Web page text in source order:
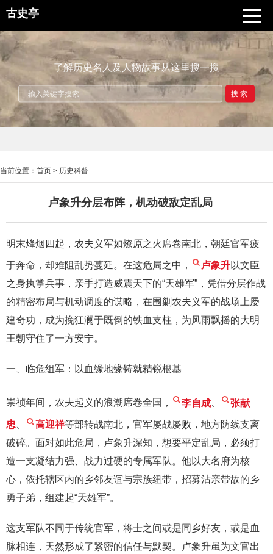
古史亭
了解历史名人及人物故事从这里搜一搜
搜索
当前位置： 首页 > 历史科普
卢象升分层布阵，机动破敌定乱局
明末烽烟四起，农夫义军如燎原之火席卷南北，朝廷官军疲
于奔命，却难阻乱势蔓延。在这危局之中， 卢象升以文臣
之身执掌兵事，亲手打造威震天下的“天雄军”，凭借分层作战
的精密布局与机动调度的谋略，在围剿农夫义军的战场上屡
建奇功，成为挽狂澜于既倒的铁血支柱，为风雨飘摇的大明
王朝守住了一方安宁。
一、临危组军：以血缘地缘铸就精锐根基
崇祯年间，农夫起义的浪潮席卷全国， 李自成、 张献
忠 高迎祥等部转战南北，官军屡战屡败，地方防线支离
破碎。面对如此危局，卢象升深知，想要平定乱局，必须打
造一支凝结力强、战力过硬的专属军队。他以大名府为核
心，依托辖区内的乡邻友谊与宗族纽带，招募沾亲带故的乡
勇子弟，组建起“天雄军”。
这支军队不同于传统官军，将士之间或是同乡好友，或是血
脉相连，天然形成了紧密的信任与默契。卢象升虽为文官出